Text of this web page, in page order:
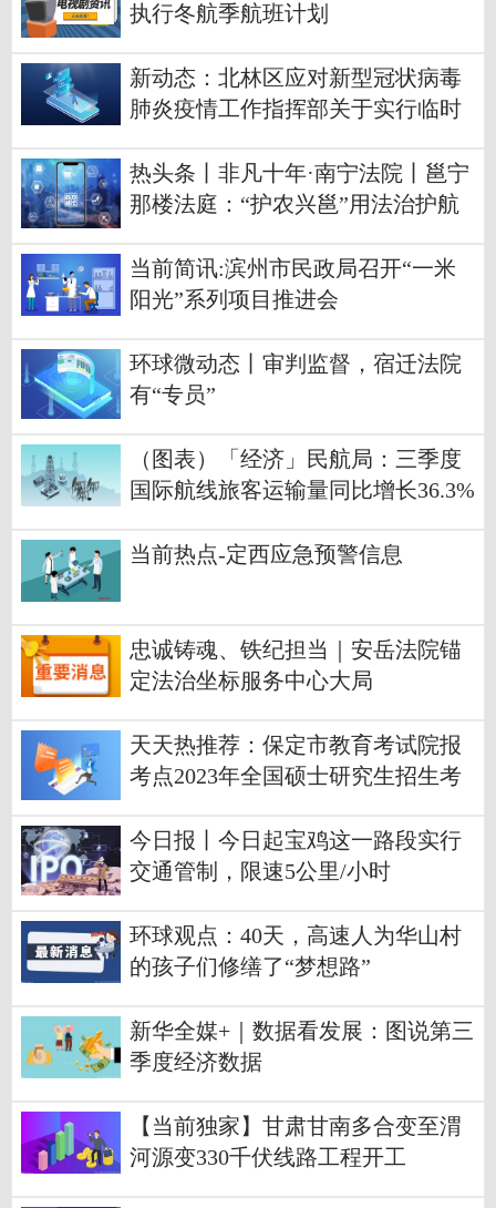
执行冬航季航班计划
新动态：北林区应对新型冠状病毒
肺炎疫情工作指挥部关于实行临时
热头条丨非凡十年·南宁法院丨邕宁
那楼法庭：“护农兴邕”用法治护航
当前简讯:滨州市民政局召开“一米
阳光”系列项目推进会
环球微动态丨审判监督，宿迁法院
有“专员”
（图表）「经济」民航局：三季度
国际航线旅客运输量同比增长36.3%
当前热点-定西应急预警信息
忠诚铸魂、铁纪担当｜安岳法院锚
定法治坐标服务中心大局
天天热推荐：保定市教育考试院报
考点2023年全国硕士研究生招生考
今日报丨今日起宝鸡这一路段实行
交通管制，限速5公里/小时
环球观点：40天，高速人为华山村
的孩子们修缮了“梦想路”
新华全媒+｜数据看发展：图说第三
季度经济数据
【当前独家】甘肃甘南多合变至渭
河源变330千伏线路工程开工